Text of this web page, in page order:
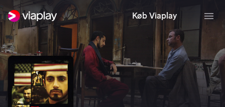
Køb Viaplay